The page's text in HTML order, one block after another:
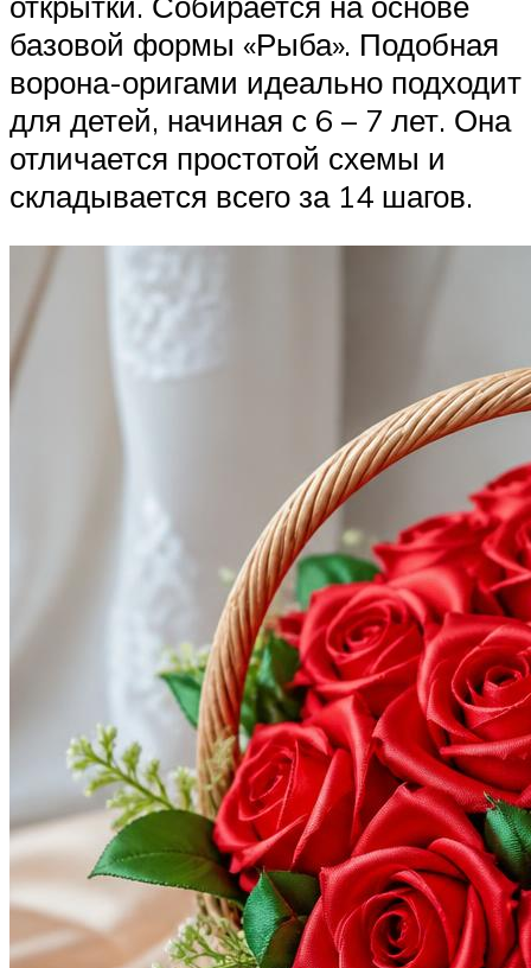
базовой формы «Рыба». Подобная
ворона-оригами идеально подходит
для детей, начиная с 6 – 7 лет. Она
отличается простотой схемы и
складывается всего за 14 шагов.